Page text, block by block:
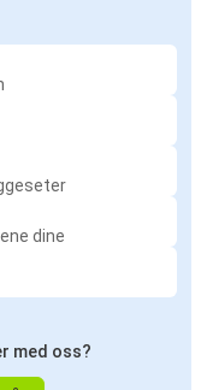
dine
med oss?